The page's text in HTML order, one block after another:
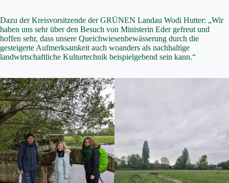
Dazu der Kreisvorsitzende der GRÜNEN Landau Wodi Hutter: „Wir
haben uns sehr über den Besuch von Ministerin Eder gefreut und
hoffen sehr, dass unsere Queichwiesenbewässerung durch die
gesteigerte Aufmerksamkeit auch woanders als nachhaltige
landwirtschaftliche Kulturtechnik beispielgebend sein kann.“